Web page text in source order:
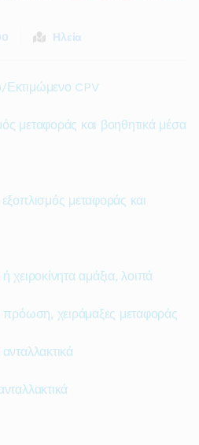
Ηλεία
CPV
μεταφοράς και βοηθητικά μέσα
μεταφοράς και
αμάξια, λοιπά
χειράμαξες μεταφοράς